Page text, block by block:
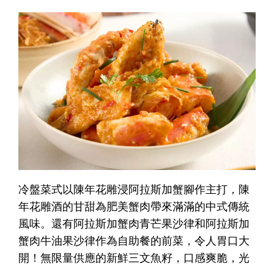
冷盤菜式以陳年花雕浸阿拉斯加蟹腳作主打，陳
年花雕酒的甘甜為肥美蟹肉帶來滿滿的中式傳統
風味。還有阿拉斯加蟹肉青芒果沙律和阿拉斯加
蟹肉牛油果沙律作為自助餐的前菜，令人胃口大
開！無限量供應的新鮮三文魚籽，口感爽脆，光